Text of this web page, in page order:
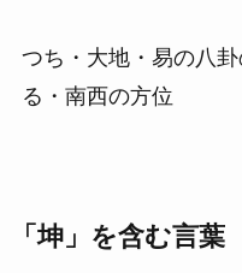
つち・大地・易の八
る・南西の方位
「坤」を含む言葉